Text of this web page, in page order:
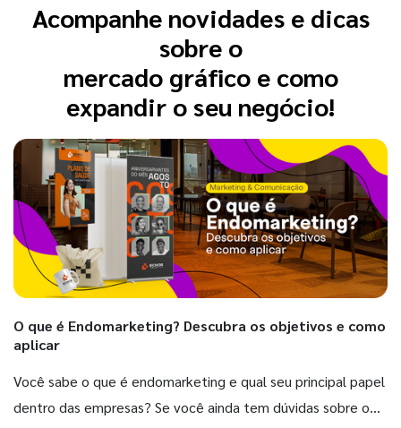
Acompanhe novidades e dicas
sobre o
mercado gráfico e como
expandir o seu negócio!
O que é Endomarketing? Descubra os objetivos e como
aplicar
Você sabe o que é endomarketing e qual seu principal papel
dentro das empresas? Se você ainda tem dúvidas sobre o